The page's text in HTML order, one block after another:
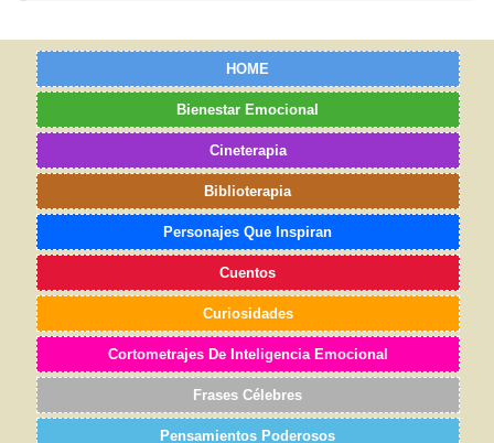
HOME
Bienestar Emocional
Cineterapia
Biblioterapia
Personajes Que Inspiran
Cuentos
Curiosidades
Cortometrajes De Inteligencia Emocional
Frases Célebres
Pensamientos Poderosos